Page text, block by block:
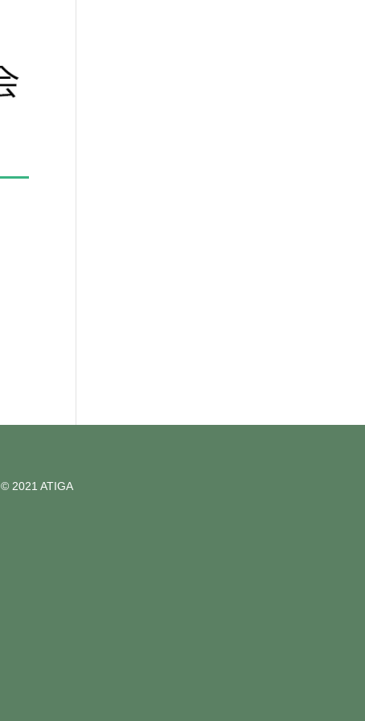
© 2021 ATIGA